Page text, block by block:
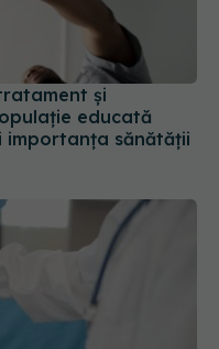
educată
importanța sănătății